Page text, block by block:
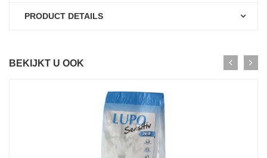
PRODUCT DETAILS
BEKIJKT U OOK